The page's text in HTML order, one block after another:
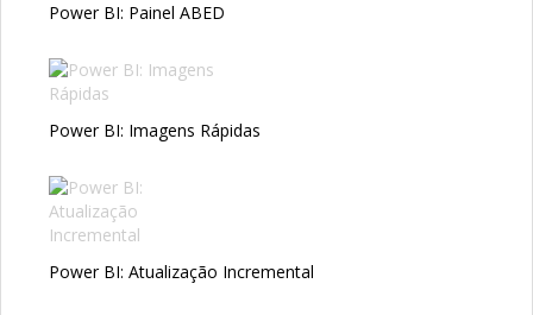
Power BI: Painel ABED
Power BI: Imagens Rápidas
Power BI: Atualização Incremental